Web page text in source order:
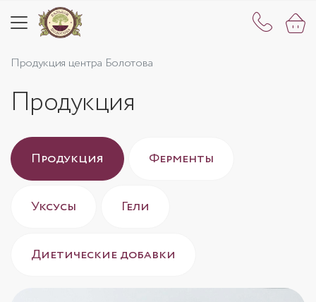
Продукция центра Болотова
Продукция
Продукция Ферменты
Уксусы Гели
Диетические добавки